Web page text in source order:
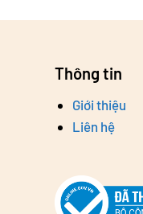
Thông tin
Giới thiệu
Liên hệ